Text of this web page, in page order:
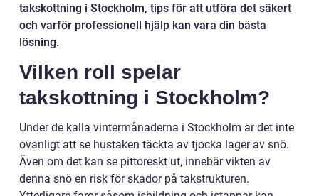
takskottning i Stockholm, tips för att utföra det säkert
och varför professionell hjälp kan vara din bästa
lösning.
Vilken roll spelar
takskottning i Stockholm?
Under de kalla vintermånaderna i Stockholm är det inte
ovanligt att se hustaken täckta av tjocka lager av snö.
Även om det kan se pittoreskt ut, innebär vikten av
denna snö en risk för skador på takstrukturen.